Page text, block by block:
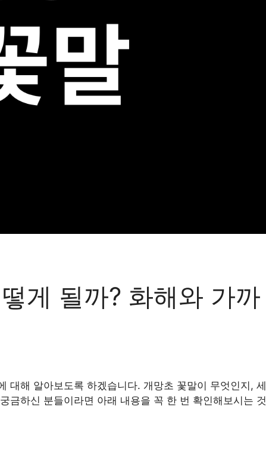
게 될까? 화해와 가까
대해 알아보도록 하겠습니다. 개망초 꽃말이 무엇인지, 세
금하신 분들이라면 아래 내용을 꼭 한 번 확인해보시는 것